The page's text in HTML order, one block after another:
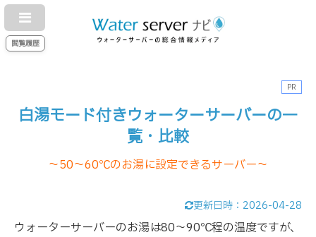
閲覧履歴
PR
白湯モード付きウォーターサーバーの一
覧・比較
～50～60℃のお湯に設定できるサーバー～
更新日時： 2026-04-28
ウォーターサーバーのお湯は80～90℃程の温度ですが、